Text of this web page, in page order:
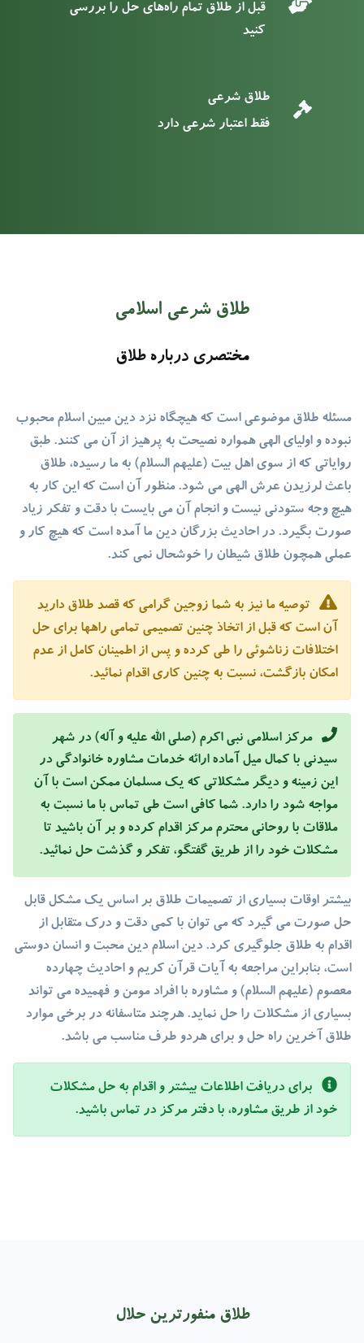
قبل از طلاق تمام راه‌های حل را بررسی
کنید
طلاق شرعی
فقط اعتبار شرعی دارد
طلاق شرعی اسلامى
مختصری درباره طلاق
مسئله طلاق موضوعی است که هیچگاه نزد دین مبین اسلام محبوب
نبوده و اولیای الهی همواره نصیحت به پرهیز از آن می کنند. طبق
روایاتی که از سوی اهل بیت (علیهم السلام) به ما رسیده، طلاق
باعث لرزیدن عرش الهی می شود. منظور آن است که این کار به
هیچ وجه ستودنی نیست و انجام آن می بایست با دقت و تفکر زیاد
صورت بگیرد. در احادیث بزرگان دین ما آمده است که هیچ کار و
عملی همچون طلاق شیطان را خوشحال نمی کند.
توصیه ما نیز به شما زوجین گرامی که قصد طلاق دارید
آن است که قبل از اتخاذ چنین تصمیمی تمامی راهها برای حل
اختلافات زناشوئی را طی کرده و پس از اطمینان کامل از عدم
امکان بازگشت، نسبت به چنین کاری اقدام نمائید.
مرکز اسلامی نبی اکرم (صلی الله علیه و آله) در شهر
سیدنی با کمال میل آماده ارائه خدمات مشاوره خانوادگی در
این زمینه و دیگر مشکلاتی که یک مسلمان ممکن است با آن
مواجه شود را دارد. شما کافی است طی تماس با ما نسبت به
ملاقات با روحانی محترم مرکز اقدام کرده و بر آن باشید تا
مشکلات خود را از طریق گفتگو، تفکر و گذشت حل نمائید.
بیشتر اوقات بسیاری از تصمیمات طلاق بر اساس یک مشکل قابل
حل صورت می گیرد که می توان با کمی دقت و درک متقابل از
اقدام به طلاق جلوگیری کرد. دین اسلام دین محبت و انسان دوستی
است، بنابراین مراجعه به آیات قرآن کریم و احادیث چهارده
معصوم (علیهم السلام) و مشاوره با افراد مومن و فهمیده می تواند
بسیاری از مشکلات را حل نماید. هرچند متاسفانه در برخی موارد
طلاق آخرین راه حل و برای هردو طرف مناسب می باشد.
برای دریافت اطلاعات بیشتر و اقدام به حل مشکلات
خود از طریق مشاوره، با دفتر مرکز در تماس باشید.
طلاق منفورترین حلال